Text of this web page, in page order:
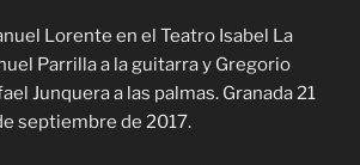
Lorente en el Teatro Isabel La
Parrilla a la guitarra y Gregorio
Junquera a las palmas. Granada 21
septiembre de 2017.